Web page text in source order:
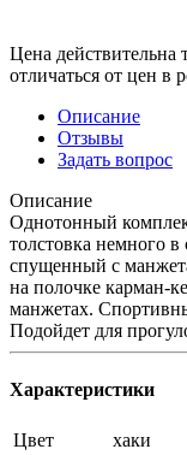
Цена действительна
отличаться от цен в
Описание
Отзывы
Задать вопрос
Описание
Однотонный
толстовка немного
спущенный с
на полочке карман-
манжетах.
Подойдет для
Характеристики
Цвет
хаки